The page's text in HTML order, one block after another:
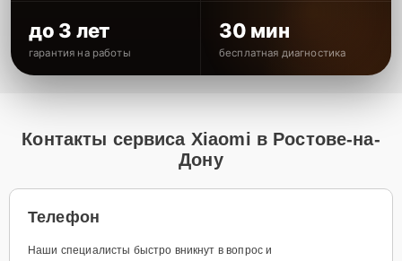
до 3 лет
гарантия на работы
30 мин
бесплатная диагностика
Контакты сервиса Xiaomi в Ростове-на-
Дону
Телефон
Наши специалисты быстро вникнут в вопрос и